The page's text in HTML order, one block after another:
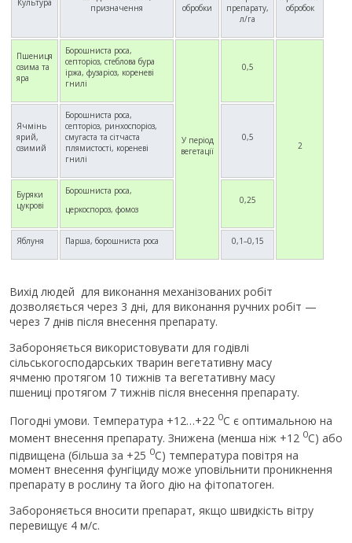
Культура
призначення
обробки
препарату,
л/га
обробок
Пшениця
озима та
яра
Борошниста роса,
септоріоз, стеблова бура
іржа, фузаріоз, кореневі
гнилі
У період
вегетації
0,5
2
Ячмінь
ярий,
озимий
Борошниста роса,
септоріоз, ринхоспоріоз,
смугаста та сітчаста
плямистості, кореневі
гнилі
0,5
Буряки
цукрові
Борошниста роса,
церкоспороз, фомоз
0,25
Яблуня Парша, борошниста роса 0,1–0,15
Вихід людей для виконання механізованих робіт
дозволяється через 3 дні, для виконання ручних робіт —
через 7 днів після внесення препарату.
Забороняється використовувати для годівлі
сільськогосподарських тварин вегетативну масу
ячменю протягом 10 тижнів та вегетативну масу
пшениці протягом 7 тижнів після внесення препарату.
Погодні умови. Температура +12…+22 0С є оптимальною на
момент внесення препарату. Знижена (менша ніж +12 0С) або
підвищена (більша за +25 0С) температура повітря на
момент внесення фунгіциду може уповільнити проникнення
препарату в рослину та його дію на фітопатоген.
Забороняється вносити препарат, якщо швидкість вітру
перевищує 4 м/с.